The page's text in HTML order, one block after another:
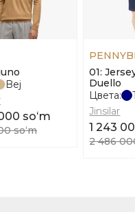
Bej
soʻm
soʻm
01:
Duello
Цвета:
Jinsilar
1 243
2 486